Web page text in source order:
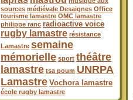
sources médiévale Desaignes Office
tourisme lamastre OMC lamastre
philippe ranc radioactive voice
rugby lamastre résistance
Lamastre semaine
mémorielle sport théâtre
lamastre tsa poum UNRPA
Lamastre Vochora lamastre
école rugby lamastre